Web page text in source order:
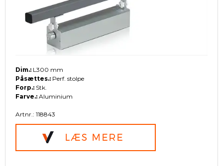
Dim.: L300 mm
Påsættes.: Perf. stolpe
Forp.: Stk.
Farve.: Aluminium
Artnr.: 118843